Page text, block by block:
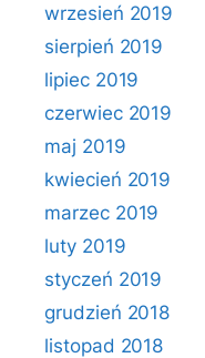
wrzesień 2019
sierpień 2019
lipiec 2019
czerwiec 2019
maj 2019
kwiecień 2019
marzec 2019
luty 2019
styczeń 2019
grudzień 2018
listopad 2018